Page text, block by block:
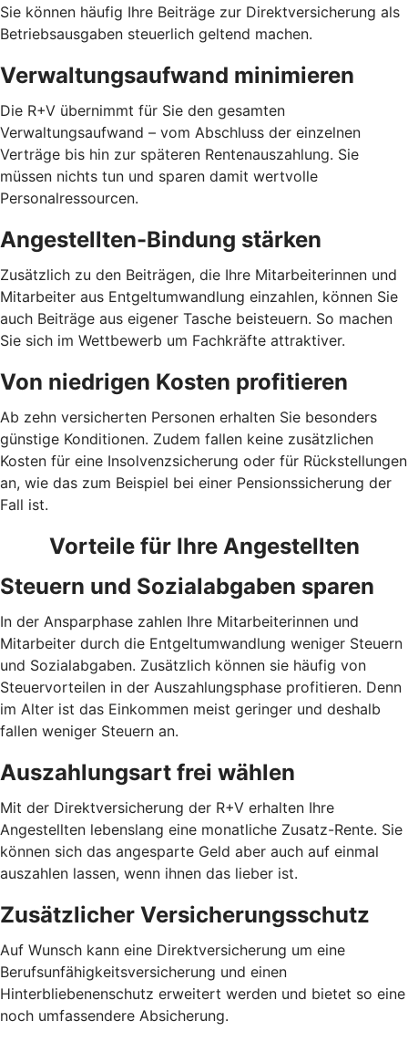
Sie können häufig Ihre Beiträge zur Direktversicherung als
Betriebsausgaben steuerlich geltend machen.
Verwaltungsaufwand minimieren
Die R+V übernimmt für Sie den gesamten
Verwaltungsaufwand – vom Abschluss der einzelnen
Verträge bis hin zur späteren Rentenauszahlung. Sie
müssen nichts tun und sparen damit wertvolle
Personalressourcen.
Angestellten-Bindung stärken
Zusätzlich zu den Beiträgen, die Ihre Mitarbeiterinnen und
Mitarbeiter aus Entgeltumwandlung einzahlen, können Sie
auch Beiträge aus eigener Tasche beisteuern. So machen
Sie sich im Wettbewerb um Fachkräfte attraktiver.
Von niedrigen Kosten profitieren
Ab zehn versicherten Personen erhalten Sie besonders
günstige Konditionen. Zudem fallen keine zusätzlichen
Kosten für eine Insolvenzsicherung oder für Rückstellungen
an, wie das zum Beispiel bei einer Pensionssicherung der
Fall ist.
Vorteile für Ihre Angestellten
Steuern und Sozialabgaben sparen
In der Ansparphase zahlen Ihre Mitarbeiterinnen und
Mitarbeiter durch die Entgeltumwandlung weniger Steuern
und Sozialabgaben. Zusätzlich können sie häufig von
Steuervorteilen in der Auszahlungsphase profitieren. Denn
im Alter ist das Einkommen meist geringer und deshalb
fallen weniger Steuern an.
Auszahlungsart frei wählen
Mit der Direktversicherung der R+V erhalten Ihre
Angestellten lebenslang eine monatliche Zusatz-Rente. Sie
können sich das angesparte Geld aber auch auf einmal
auszahlen lassen, wenn ihnen das lieber ist.
Zusätzlicher Versicherungsschutz
Auf Wunsch kann eine Direktversicherung um eine
Berufsunfähigkeitsversicherung und einen
Hinterbliebenenschutz erweitert werden und bietet so eine
noch umfassendere Absicherung.